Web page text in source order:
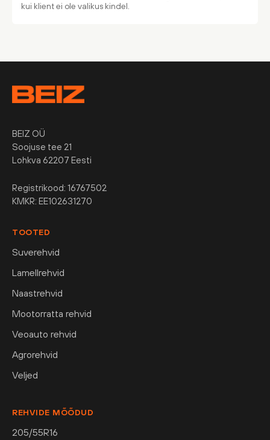
kui klient ei ole valikus kindel.
BEIZ OÜ
Soojuse tee 21
Lohkva 62207 Eesti
Registrikood: 16767502
KMKR: EE102631270
TOOTED
Suverehvid
Lamellrehvid
Naastrehvid
Mootorratta rehvid
Veoauto rehvid
Agrorehvid
Veljed
REHVIDE MÕÕDUD
205/55R16